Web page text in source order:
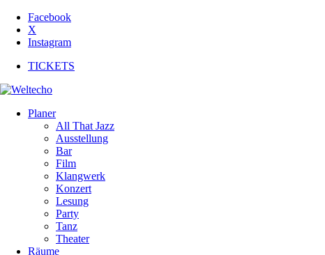
Facebook
X
Instagram
TICKETS
Planer
All That Jazz
Ausstellung
Bar
Film
Klangwerk
Konzert
Lesung
Party
Tanz
Theater
Räume